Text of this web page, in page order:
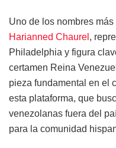
Uno de los nombres
Harianned Chaurel ,
Philadelphia y figura
certamen Reina
pieza fundamental en el
esta plataforma, que
venezolanas fuera del
para la comunidad